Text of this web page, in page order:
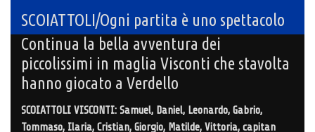
SCOIATTOLI/Ogni partita è uno spettacolo
Continua la bella avventura dei
piccolissimi in maglia Visconti che stavolta
hanno giocato a Verdello
SCOIATTOLI VISCONTI: Samuel, Daniel, Leonardo, Gabrio,
Tommaso, Ilaria, Cristian, Giorgio, Matilde, Vittoria, capitan